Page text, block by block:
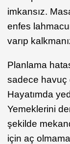
imkansız.
enfes
varıp
Planlama
sadece havuç
Hayatımda
Yemeklerini
şekilde
için aç